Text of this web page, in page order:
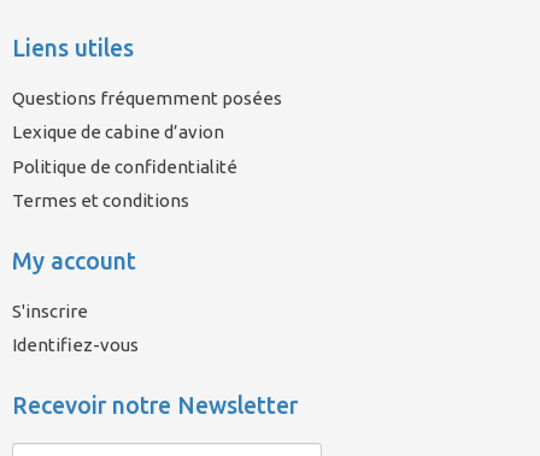
Liens utiles
Questions fréquemment posées
Lexique de cabine d’avion
Politique de confidentialité
Termes et conditions
My account
S'inscrire
Identifiez-vous
Recevoir notre Newsletter